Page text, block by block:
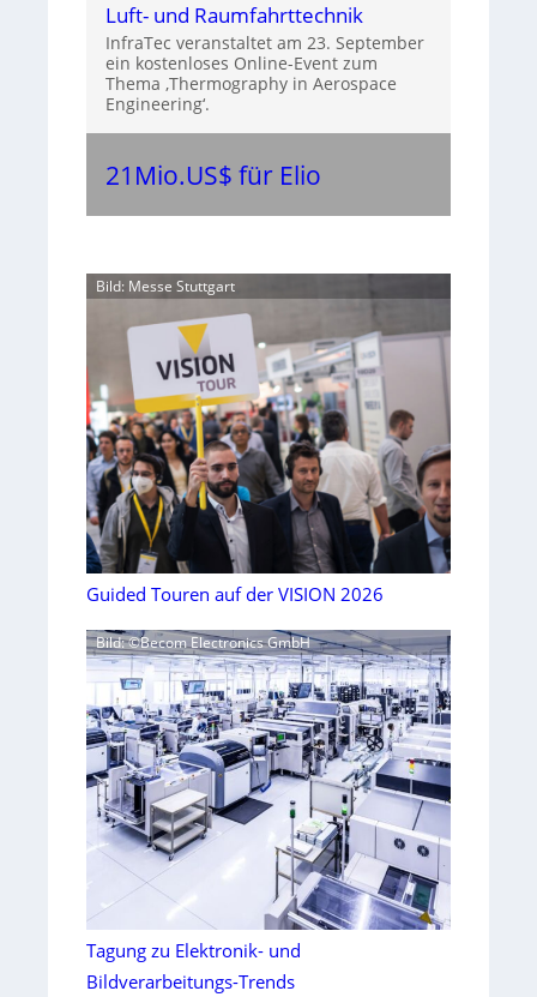
Luft- und Raumfahrttechnik
InfraTec veranstaltet am 23. September
ein kostenloses Online-Event zum
Thema ‚Thermography in Aerospace
Engineering‘.
21Mio.US$ für Elio
Bild: Messe Stuttgart
Guided Touren auf der VISION 2026
Bild: ©Becom Electronics GmbH
Tagung zu Elektronik- und
Bildverarbeitungs-Trends